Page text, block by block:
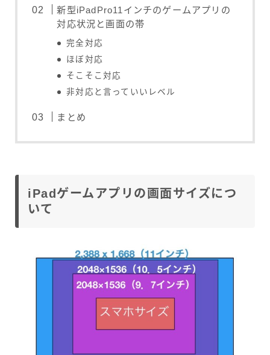
新型iPadPro11インチのゲームアプリの
対応状況と画面の帯
完全対応
ほぼ対応
そこそこ対応
非対応と言っていいレベル
まとめ
iPadゲームアプリの画面サイズにつ
いて